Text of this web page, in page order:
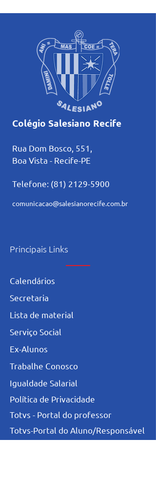
voltadas ao mês mariano.
Colégio Salesiano Recife
Rua Dom Bosco, 551,
Boa Vista - Recife-PE
Telefone: (81) 2129-5900
comunicacao@salesianorecife.com.br
Principais Links
Calendários
Secretaria
L ista de material
Serviço Social
Ex-Alunos
Trabalhe Conosco
Igualdade Salarial
Política de Privacidade
Totvs - Portal do professor
Totvs-Portal do Aluno/Responsável